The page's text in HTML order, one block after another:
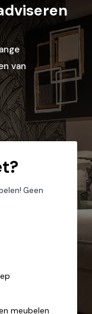
ingevuld.
van
Geen
meubelen